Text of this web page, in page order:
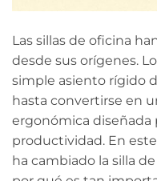
Las sillas de oficina
desde sus orígenes.
simple asiento rígido
hasta convertirse en
ergonómica diseñada
productividad. En
ha cambiado la silla